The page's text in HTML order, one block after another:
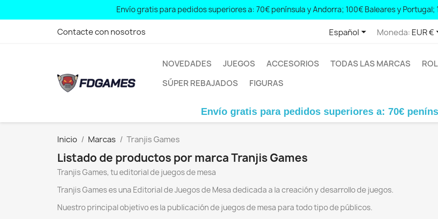
Envío gratis para pedidos superiores a: 70€ península y Andorra; 100€ Baleares y Portugal;
Contacte con nosotros Español Moneda: EUR €
NOVEDADES JUEGOS ACCESORIOS TODAS LAS MARCAS ROL
SÚPER REBAJADOS
FIGURAS
Envío gratis para pedidos superiores a: 70€
Inicio Marcas Tranjis Games
Listado de productos por marca Tranjis Games
Tranjis Games, tu editorial de juegos de mesa
Tranjis Games es una Editorial de Juegos de Mesa dedicada a la creación y desarrollo de juegos.
Nuestro principal objetivo es la publicación de juegos de mesa para todo tipo de públicos.